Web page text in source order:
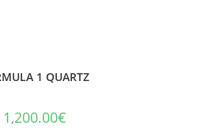
1 QUARTZ
1,200.00€